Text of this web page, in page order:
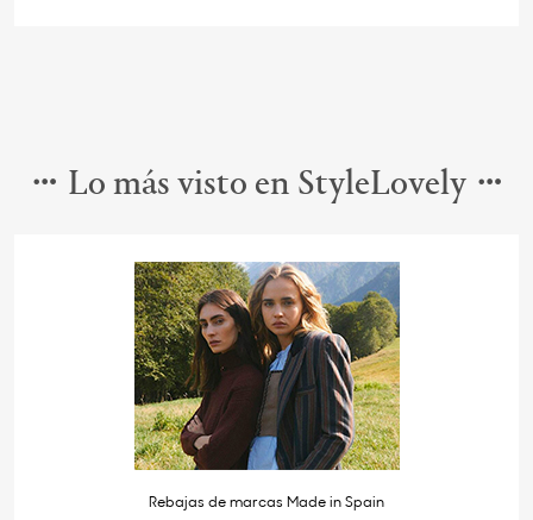
Lo más visto en StyleLovely
Rebajas de marcas Made in Spain